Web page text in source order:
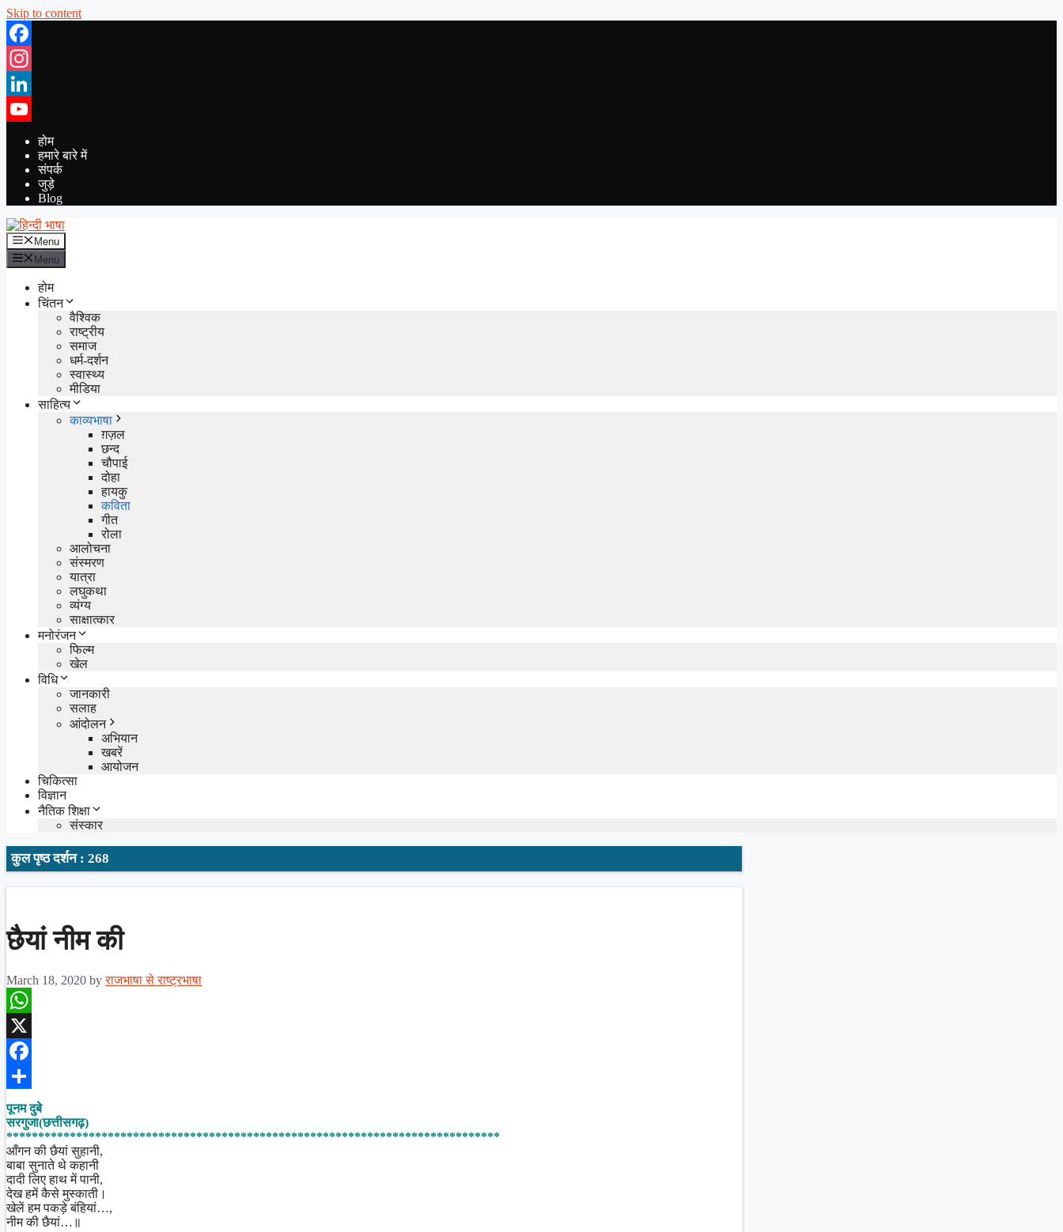
Skip to content
Facebook
Instagram
LinkedIn
YouTube
होम
हमारे बारे में
संपर्क
जुड़े
Blog
Menu
Menu
होम
चिंतन
वैश्विक
राष्ट्रीय
समाज
धर्म-दर्शन
स्वास्थ्य
मीडिया
साहित्य
काव्यभाषा
ग़ज़ल
छन्द
चौपाई
दोहा
हायकु
कविता
गीत
रोला
आलोचना
संस्मरण
यात्रा
लघुकथा
व्यंग्य
साक्षात्कार
मनोरंजन
फिल्म
खेल
विधि
जानकारी
सलाह
आंदोलन
अभियान
खबरें
आयोजन
चिकित्सा
विज्ञान
नैतिक शिक्षा
संस्कार
कुल पृष्ठ दर्शन : 268
छैयां नीम की
March 18, 2020 byराजभाषा से राष्ट्रभाषा
WhatsApp
X
Facebook
Share
पूनम दुबे
सरगुजा(छत्तीसगढ़)
******************************************************************************
आँगन की छैयां सुहानी,
बाबा सुनाते थे कहानी
दादी लिए हाथ में पानी,
देख हमें कैसे मुस्काती।
खेलें हम पकड़े बंहियां…,
नीम की छैयां…॥